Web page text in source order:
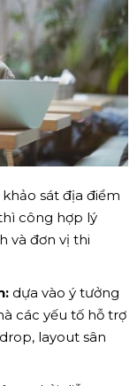
khảo sát địa điểm
công hợp lý
và đơn vị thi
dựa vào ý tưởng
các yếu tố hỗ trợ
layout sân